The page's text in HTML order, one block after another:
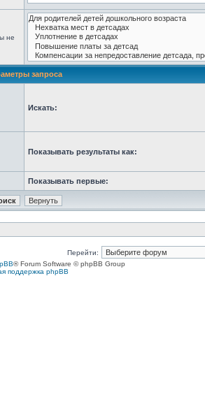
не
запроса
Искать:
Показывать результаты как:
Показывать первые:
Перейти:
® Forum Software © phpBB Group
поддержка phpBB